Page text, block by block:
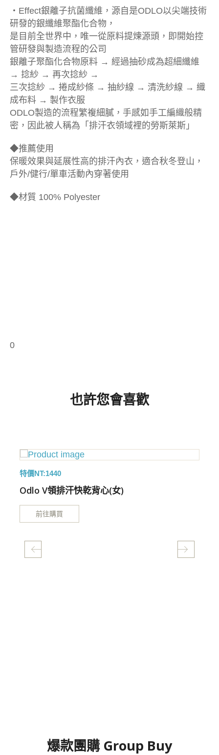
‧Effect銀離子抗菌纖維，源自是ODLO以尖端技術
研發的銀纖維聚酯化合物，
是目前全世界中，唯一從原料提煉源頭，即開始控
管研發與製造流程的公司
銀離子聚酯化合物原料 → 經過抽砂成為超細纖維
→ 捻紗 → 再次捻紗 →
三次捻紗 → 捲成紗條 → 抽紗線 → 清洗紗線 → 織
成布料 → 製作衣服
ODLO製造的流程繁複細膩，手感如手工編織般精
密，因此被人稱為「排汗衣領域裡的勞斯萊斯」
◆推薦使用
保暖效果與延展性高的排汗內衣，適合秋冬登山，
戶外/健行/單車活動內穿著使用
◆材質 100% Polyester
0
也許您會喜歡
特價NT:1440
Odlo V領排汗快乾背心(女)
前往購買
爆款團購 Group Buy